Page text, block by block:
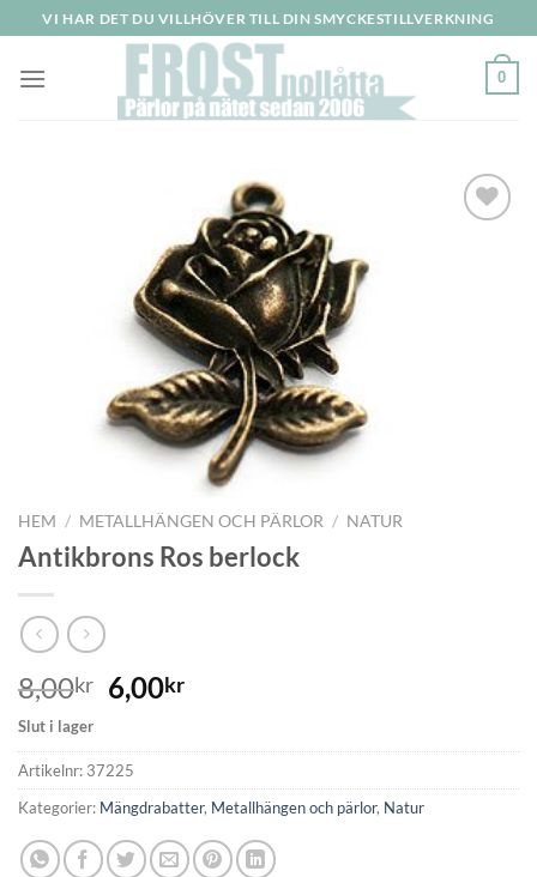
to
content
VI HAR DET DU VILLHÖVER TILL DIN SMYCKESTILLVERKNING
0
HEM / METALLHÄNGEN OCH PÄRLOR / NATUR
Antikbrons Ros berlock
8,00kr 6,00kr
Slut i lager
Artikelnr: 37225
Kategorier: Mängdrabatter, Metallhängen och pärlor, Natur